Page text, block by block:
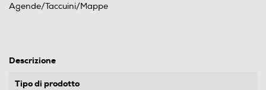
Agende/Taccuini/Mappe
Descrizione
Tipo di prodotto